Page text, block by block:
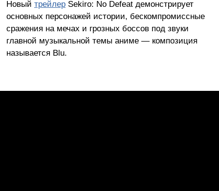
Новый трейлерSekiro: No Defeat демонстрирует
основных персонажей истории, бескомпромиссные
сражения на мечах и грозных боссов под звуки
главной музыкальной темы аниме — композиция
называется Blu.